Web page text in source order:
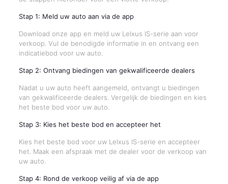
Stap 1: Meld uw auto aan via de app
Download onze app en meld uw Lelxus IS-serie aan voor
verkoop. Vul de benodigde informatie in en ontvang een
indicatiebod voor uw auto.
Stap 2: Ontvang biedingen van gekwalificeerde dealers
Nadat u uw auto heeft aangemeld, ontvangt u biedingen
van gekwalificeerde dealers. Vergelijk de biedingen en kies
het beste bod voor uw auto.
Stap 3: Kies het beste bod en accepteer het
Kies het beste bod voor uw Lelxus IS-serie en accepteer
het. Maak een afspraak met de dealer voor de verkoop van
uw auto.
Stap 4: Rond de verkoop veilig af via de app